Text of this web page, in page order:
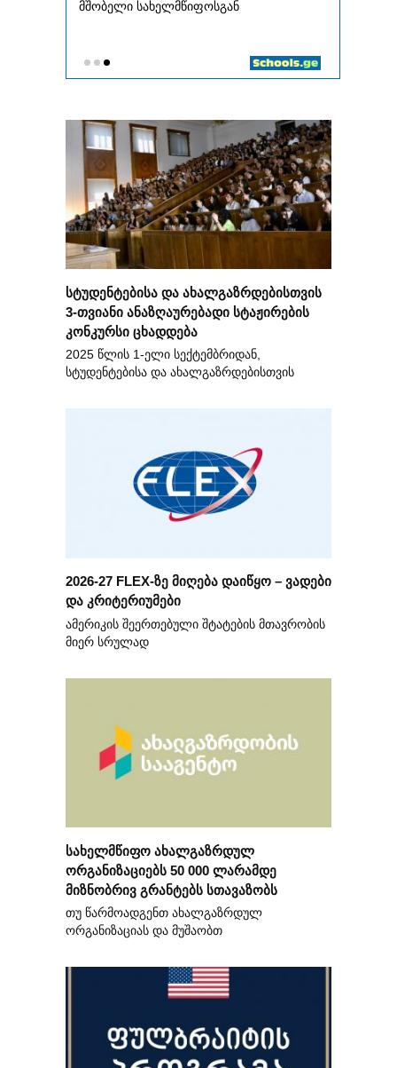
სტუდენტებისა და ახალგაზრდებისთვის
3-თვიანი ანაზღაურებადი სტაჟირების
კონკურსი ცხადდება
2025 წლის 1-ელი სექტემბრიდან,
სტუდენტებისა და ახალგაზრდებისთვის
2026-27 FLEX-ზე მიღება დაიწყო – ვადები
და კრიტერიუმები
ამერიკის შეერთებული შტატების მთავრობის
მიერ სრულად
სახელმწიფო ახალგაზრდულ
ორგანიზაციებს 50 000 ლარამდე
მიზნობრივ გრანტებს სთავაზობს
თუ წარმოადგენთ ახალგაზრდულ
ორგანიზაციას და მუშაობთ